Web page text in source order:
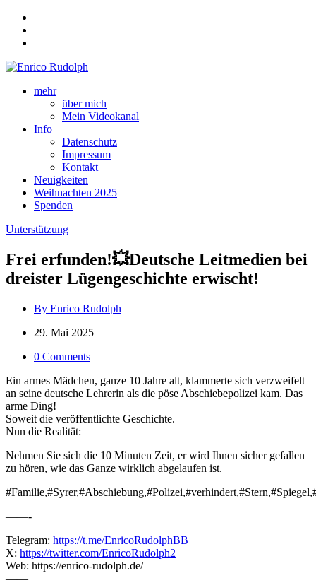
mehr
über mich
Mein Videokanal
Info
Datenschutz
Impressum
Kontakt
Neuigkeiten
Weihnachten 2025
Spenden
Unterstützung
Frei erfunden!💥Deutsche Leitmedien bei
dreister Lügengeschichte erwischt!
By Enrico Rudolph
29. Mai 2025
0 Comments
Ein armes Mädchen, ganze 10 Jahre alt, klammerte sich verzweifelt
an seine deutsche Lehrerin als die pöse Abschiebepolizei kam. Das
arme Ding!
Soweit die veröffentlichte Geschichte.
Nun die Realität:
Nehmen Sie sich die 10 Minuten Zeit, er wird Ihnen sicher gefallen
zu hören, wie das Ganze wirklich abgelaufen ist.
——-
Telegram: https://t.me/EnricoRudolphBB
X: https://twitter.com/EnricoRudolph2
Web: https://enrico-rudolph.de/
——